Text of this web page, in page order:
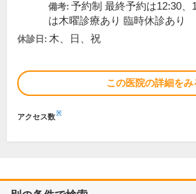
備考: 予約制 最終予約は12:30、
は木曜診療あり 臨時休診あり
休診日: 木、日、祝
この医院の詳細をみ
アクセス数※